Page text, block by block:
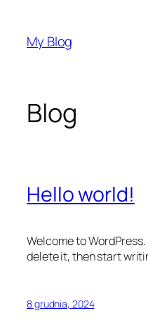
treściMy Blog
Blog
Hello world!
Welcome to
delete it, then start
8 grudnia, 2024